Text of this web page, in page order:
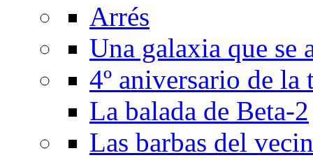
Arrés
Una galaxia que se
4º aniversario de
La balada de Beta-2
Las barbas del